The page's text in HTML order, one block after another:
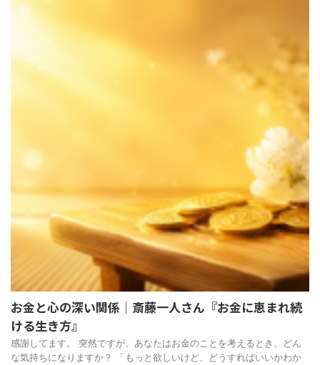
お金と心の深い関係｜斎藤一人さん『お金に恵まれ続
ける生き方』
感謝してます。 突然ですが、あなたはお金のことを考えるとき、どん
な気持ちになりますか？ 「もっと欲しいけど、どうすればいいかわか